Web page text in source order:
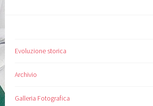
Evoluzione storica
Archivio
Galleria Fotografica